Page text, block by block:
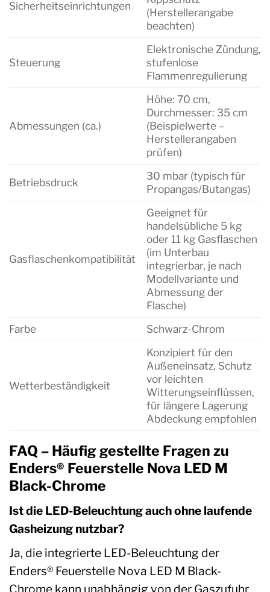
Sicherheitseinrichtungen
(Herstellerangabe
beachten)
Steuerung
Elektronische Zündung,
stufenlose
Flammenregulierung
Abmessungen (ca.)
Höhe: 70 cm,
Durchmesser: 35 cm
(Beispielwerte –
Herstellerangaben
prüfen)
Betriebsdruck
30 mbar (typisch für
Propangas/Butangas)
Gasflaschenkompatibilität
Geeignet für
handelsübliche 5 kg
oder 11 kg Gasflaschen
(im Unterbau
integrierbar, je nach
Modellvariante und
Abmessung der
Flasche)
Farbe
Schwarz-Chrom
Wetterbeständigkeit
Konzipiert für den
Außeneinsatz, Schutz
vor leichten
Witterungseinflüssen,
für längere Lagerung
Abdeckung empfohlen
FAQ – Häufig gestellte Fragen zu
Enders® Feuerstelle Nova LED M
Black-Chrome
Ist die LED-Beleuchtung auch ohne laufende
Gasheizung nutzbar?
Ja, die integrierte LED-Beleuchtung der
Enders® Feuerstelle Nova LED M Black-
Chrome kann unabhängig von der Gaszufuhr